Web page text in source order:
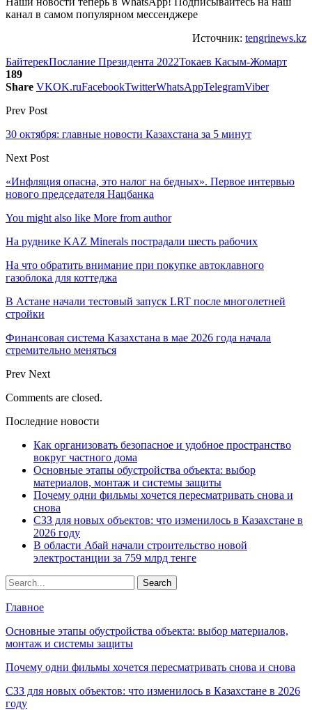
канал в самом популярном мессенджере
Источник: tengrinews.kz
БайтерекПослание Президента 2022Токаев Касым-Жомарт
189
Share VKOK.ruFacebookTwitterWhatsAppTelegramViber
Prev Post
30 октября: главные новости Казахстана за 5 минут
Next Post
«Инфляция опасна, это налог на бедных». Первое интервью
нового председателя Нацбанка
You might also like More from author
На руднике KAZ Minerals пострадали шесть рабочих
На что обратить внимание при покупке автоклавного
газоблока для коттеджа
В Астане начали тестовый запуск LRT после многолетней
стройки
Финансовая система Казахстана в мае 2026 года начала
стремительно меняться
Prev Next
Comments are closed.
Последние новости
Как организовать безопасное и удобное пространство
вокруг частного дома
Основные этапы обустройства объекта: выбор
материалов, монтаж и системы защиты
Почему одни фильмы хочется пересматривать снова и
снова
СЗЗ для новых объектов: что изменилось в Казахстане в
2026 году
В области Абай начали строительство новой
электростанции за 759 млрд тенге
Главное
Основные этапы обустройства объекта: выбор материалов,
монтаж и системы защиты
Почему одни фильмы хочется пересматривать снова и снова
СЗЗ для новых объектов: что изменилось в Казахстане в 2026
году